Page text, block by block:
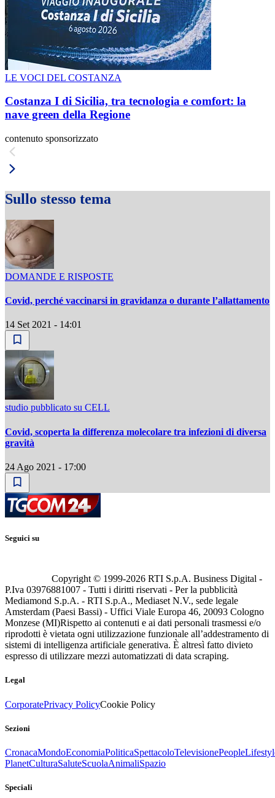
LE VOCI DEL COSTANZA
Costanza I di Sicilia, tra tecnologia e comfort: la
nave green della Regione
contenuto sponsorizzato
Sullo stesso tema
DOMANDE E RISPOSTE
Covid, perché vaccinarsi in gravidanza o durante l’allattamento
14 Set 2021 - 14:01
studio pubblicato su CELL
Covid, scoperta la differenza molecolare tra infezioni di diversa
gravità
24 Ago 2021 - 17:00
Seguici su
Copyright © 1999-2026 RTI S.p.A. Business Digital -
P.Iva 03976881007 - Tutti i diritti riservati - Per la pubblicità
Mediamond S.p.A. - RTI S.p.A., Mediaset N.V., sede legale
Amsterdam (Paesi Bassi) - Uffici Viale Europa 46, 20093 Cologno
Monzese (MI)Rispetto ai contenuti e ai dati personali trasmessi e/o
riprodotti è vietata ogni utilizzazione funzionale all’addestramento di
sistemi di intelligenza artificiale generativa. È altresì fatto divieto
espresso di utilizzare mezzi automatizzati di data scraping.
Legal
CorporatePrivacy PolicyCookie Policy
Sezioni
CronacaMondoEconomiaPoliticaSpettacoloTelevisionePeople
PlanetCulturaSaluteScuolaAnimaliSpazio
Speciali